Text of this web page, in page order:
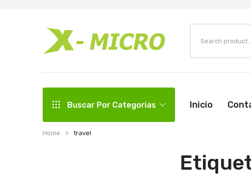
Buscar Por Categorias Inicio
Home travel